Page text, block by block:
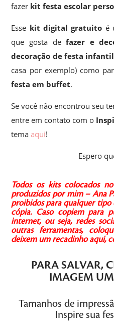
fazer kit festa escolar
Esse kit digital gratuito é
que gosta defazer e
decoração de festa
casa por exemplo) como
festa em buffet.
Se você não encontrou seu
entre em contato com o
temaaqui!
Espero
Todos os kits colocados
produzidos por mim – Ana
proibidos para qualquer tipo
cópia. Caso copiem para
internet, ou seja, redes
outras ferramentas,
deixem um recadinho aqui,
PARA SALVAR,
IMAGEM
Tamanhos de
Inspire sua